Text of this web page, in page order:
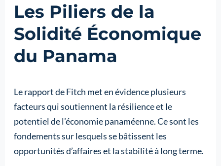
Les Piliers de la
Solidité Économique
du Panama
Le rapport de Fitch met en évidence plusieurs
facteurs qui soutiennent la résilience et le
potentiel de l’économie panaméenne. Ce sont les
fondements sur lesquels se bâtissent les
opportunités d’affaires et la stabilité à long terme.